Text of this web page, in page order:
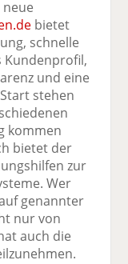
e
b
o
o
k
te
il
e
n
n
e
di
n
te
il
e
n
ai
l
v
er
se
n
d
n
bietet
schnelle
Kundenprofil,
und eine
stehen
kommen
bietet der
zur
Wer
genannter
nur von
auch die